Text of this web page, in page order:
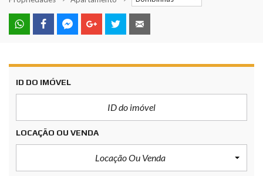
ID DO IMÓVEL
LOCAÇÃO OU VENDA
Locação Ou Venda